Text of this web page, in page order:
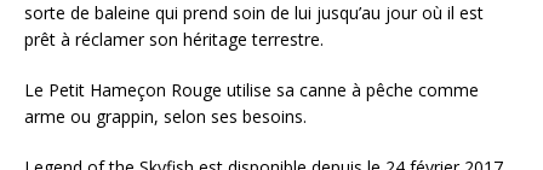
sorte de baleine qui prend soin de lui jusqu’au jour où il est
prêt à réclamer son héritage terrestre.
Le Petit Hameçon Rouge utilise sa canne à pêche comme
arme ou grappin, selon ses besoins.